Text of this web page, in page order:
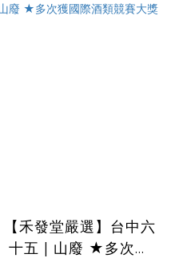
【禾發堂嚴選】台中六
十五 | 山廢 ★多次獲